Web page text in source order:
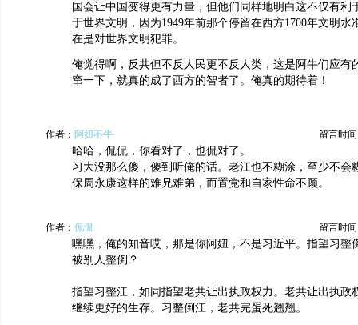
国会让中国变得更有力量，但他们同样地明白这不仅有利
于世界文明，因为1949年前那个停留在西方1700年文明水
在是对世界文明犯罪。
俺觉得啊，反共但不反人民更不反人类，这是阿牛们应有
窜一下，就真的成了西方的智者了。俺真的期待着！
作者： 阿妞不牛 留言时间
哈哈，侃侃，你看对了，也侃对了。
习大没那么傻，傻到听俺的话。老江也不糊涂，至少不会
保周永康这样的难兄难弟，而置党和自家性命不顾。
作者： 侃侃 留言时间
嘿嘿，俺的知音哎，那是你阿妞，不是习近平。指望习整
被别人整倒？
指望习整江，如同指望老共让出执政权力。老共让出执政
继续更好的生存。习整倒江，老共完蛋死翘翘。